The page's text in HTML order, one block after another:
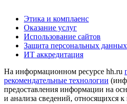
Этика и комплаенс
Оказание услуг
Использование сайтов
Защита персональных данных
ИТ аккредитация
На информационном ресурсе hh.ru
рекомендательные технологии
предоставления информации на
и анализа сведений, относящихся